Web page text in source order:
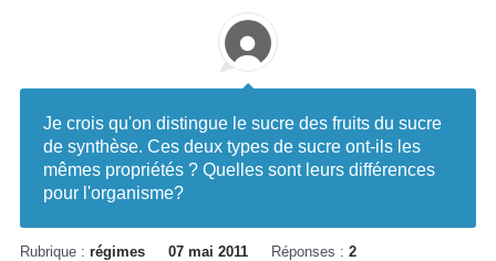
Je crois qu'on distingue le sucre des fruits du sucre
de synthèse. Ces deux types de sucre ont-ils les
mêmes propriétés ? Quelles sont leurs différences
pour l'organisme?
Rubrique : régimes 07 mai 2011 Réponses : 2